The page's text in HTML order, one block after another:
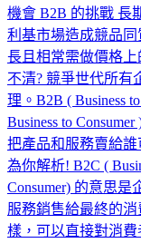
機會 B2B 的挑戰 長
利基市場造成競品
長且相常需做價格
不清? 競爭世代所有
理。B2B ( Business
Business to
把產品和服務賣給
為你解析! B2C (
Consumer) 的意思
服務銷售給最終的消
樣，可以直接對消